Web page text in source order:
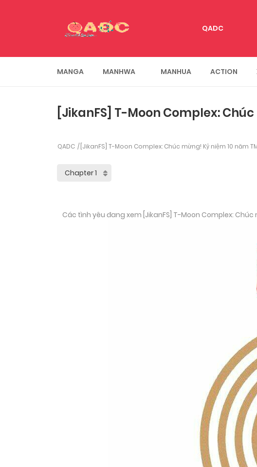
QADC
MANGA MANHWA MANHUA ACTION
[JikanFS] T-Moon Complex:
QADC [JikanFS] T-Moon Complex: Chúc mừng! Kỷ niệm 10 năm
Các tình yêu đang xem [JikanFS] T-Moon Complex: Chúc